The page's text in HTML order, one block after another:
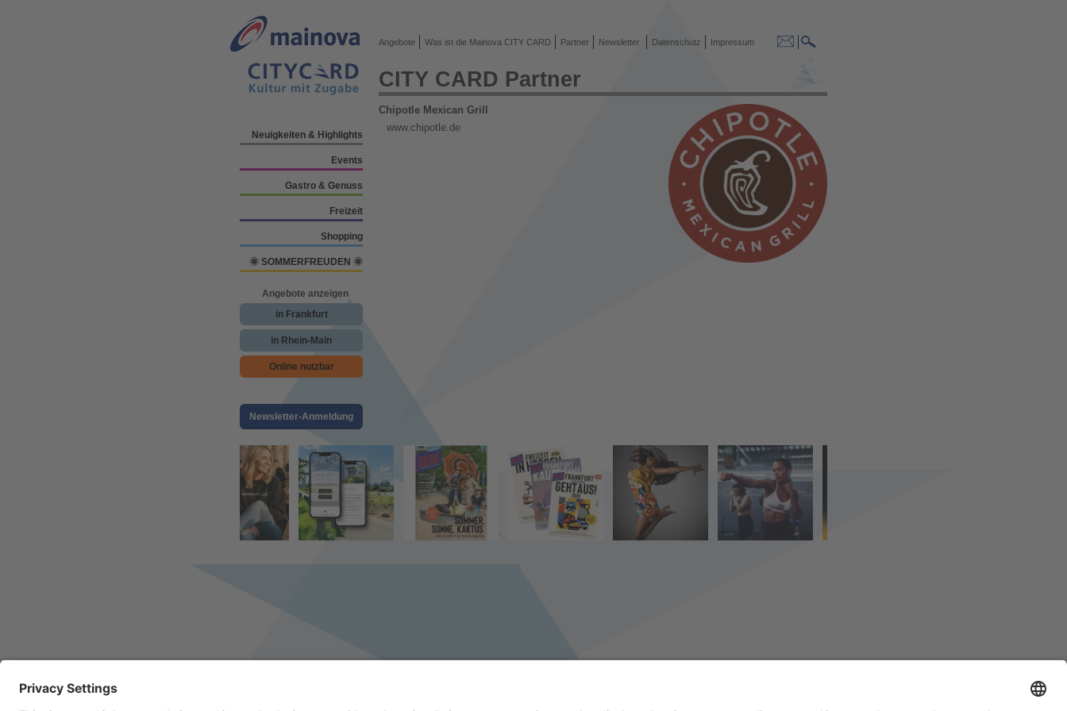
Neuigkeiten & Highlights
Events
Gastro & Genuss
Freizeit
Shopping
🌞 SOMMERFREUDEN 🌞
Angebote anzeigen
in Frankfurt
in Rhein-Main
Online nutzbar
Angebote Was ist die Mainova CITY CARD Partner Newsletter Datenschutz Impressum
CITY CARD Partner
Chipotle Mexican Grill
www.chipotle.de